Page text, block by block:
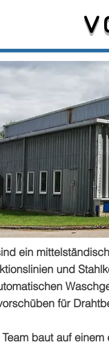
ein
und
für
Team baut auf